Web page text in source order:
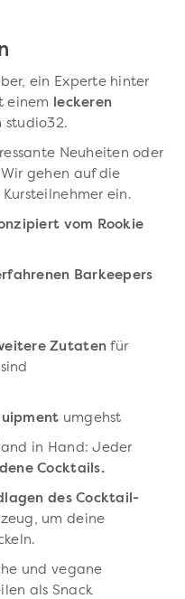
ein Experte hinter
einem
leckeren
studio32.
Neuheiten oder
Wir gehen auf die
ein.
vom Rookie
Barkeepers
Zutaten für
umgehst
in Hand: Jeder
Cocktails.
des Cocktail-
um deine
und vegane
als Snack